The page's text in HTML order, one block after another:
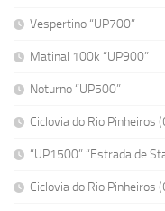
Vespertino “UP700”
Matinal 100k “UP900”
Noturno “UP500”
Ciclovia do Rio Pinheiros
“UP1500” “Estrada de
Ciclovia do Rio Pinheiros